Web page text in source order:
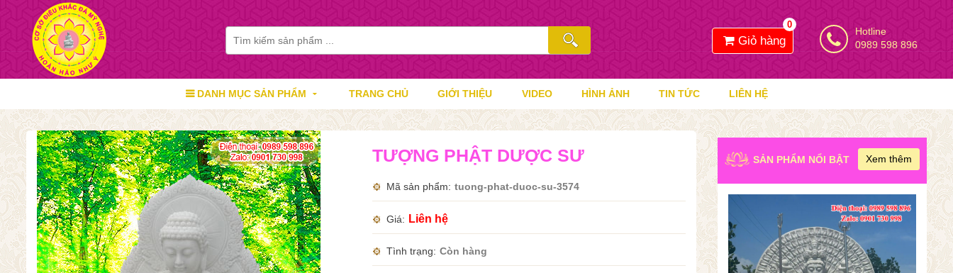
Giỏ hàng
0
Hotline
0989 598 896
DANH MỤC SẢN PHẨM TRANG CHỦ GIỚI THIỆU VIDEO HÌNH ẢNH TIN TỨC LIÊN HỆ
TƯỢNG PHẬT DƯỢC SƯ
Mã sản phẩm tuong-phat-duoc-su-3574
Giá Liên hệ
Tình trạng Còn hàng
SẢN PHẨM NỔI BẬT Xem thêm